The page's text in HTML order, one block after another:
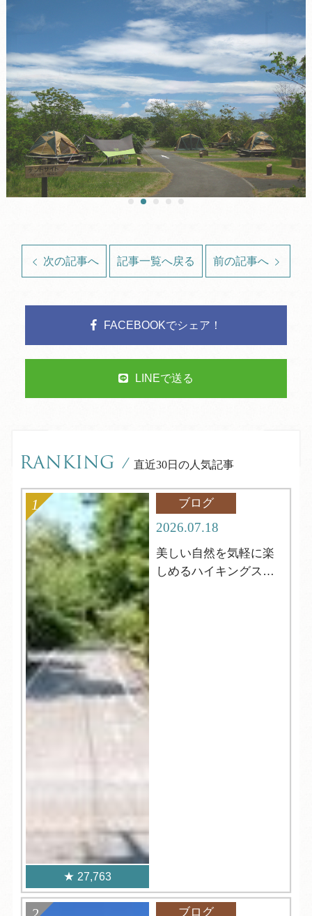
次の記事へ 記事一覧へ戻る 前の記事へ
FACEBOOKでシェア！
LINEで送る
RANKING / 直近30日の人気記事
27,763
ブログ
2026.07.18
美しい自然を気軽に楽
しめるハイキングスポ
ブログ